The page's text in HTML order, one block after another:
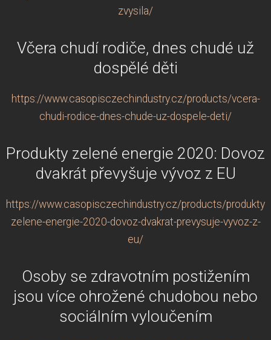
zvysila/
Včera chudí rodiče, dnes chudé už
dospělé děti
https://www.casopisczechindustry.cz/products/vcera-
chudi-rodice-dnes-chude-uz-dospele-deti/
Produkty zelené energie 2020: Dovoz
dvakrát převyšuje vývoz z EU
https://www.casopisczechindustry.cz/products/produkty-
zelene-energie-2020-dovoz-dvakrat-prevysuje-vyvoz-z-
eu/
Osoby se zdravotním postižením
jsou více ohrožené chudobou nebo
sociálním vyloučením